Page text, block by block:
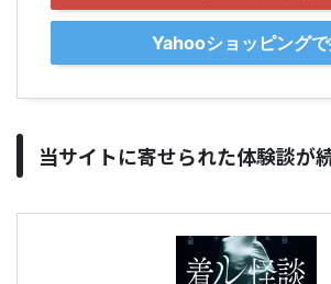
Yahooショッピング
当サイトに寄せられた体験談が